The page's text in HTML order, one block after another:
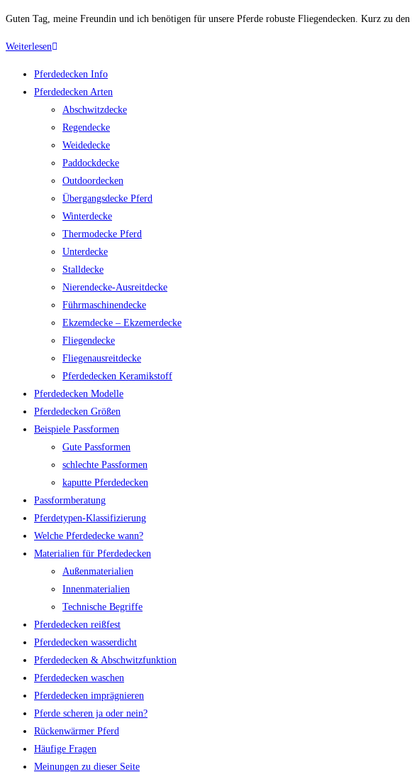
Guten Tag, meine Freundin und ich benötigen für unsere Pferde robuste Fliegendecken. Kurz zu
WeiterlesenRobuste
für
Tinker
und
Appaloosa
Pferdedecken Info
Pferdedecken Arten
Abschwitzdecke
Regendecke
Weidedecke
Paddockdecke
Outdoordecken
Übergangsdecke Pferd
Winterdecke
Thermodecke Pferd
Unterdecke
Stalldecke
Nierendecke-Ausreitdecke
Führmaschinendecke
Ekzemdecke – Ekzemerdecke
Fliegendecke
Fliegenausreitdecke
Pferdedecken Keramikstoff
Pferdedecken Modelle
Pferdedecken Größen
Beispiele Passformen
Gute Passformen
schlechte Passformen
kaputte Pferdedecken
Passformberatung
Pferdetypen-Klassifizierung
Welche Pferdedecke wann?
Materialien für Pferdedecken
Außenmaterialien
Innenmaterialien
Technische Begriffe
Pferdedecken reißfest
Pferdedecken wasserdicht
Pferdedecken & Abschwitzfunktion
Pferdedecken waschen
Pferdedecken imprägnieren
Pferde scheren ja oder nein?
Rückenwärmer Pferd
Häufige Fragen
Meinungen zu dieser Seite